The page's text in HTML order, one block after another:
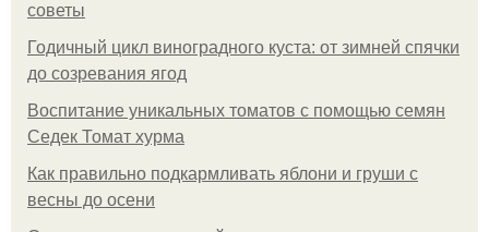
советы
Годичный цикл виноградного куста: от зимней спячки
до созревания ягод
Воспитание уникальных томатов с помощью семян
Седек Томат хурма
Как правильно подкармливать яблони и груши с
весны до осени